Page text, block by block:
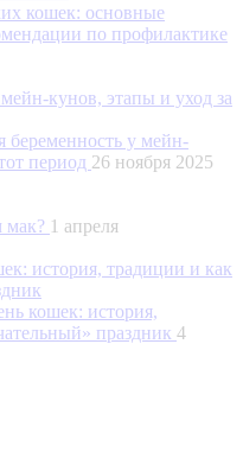
кошек: основные
по профилактике
беременность у мейн-
период 26 ноября 2025
1 апреля
кошек: история,
праздник 4